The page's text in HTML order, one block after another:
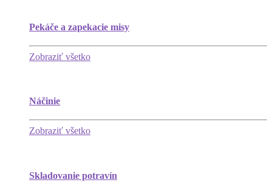
Pekáče a zapekacie misy
Zobraziť všetko
Náčinie
Zobraziť všetko
Skladovanie potravín